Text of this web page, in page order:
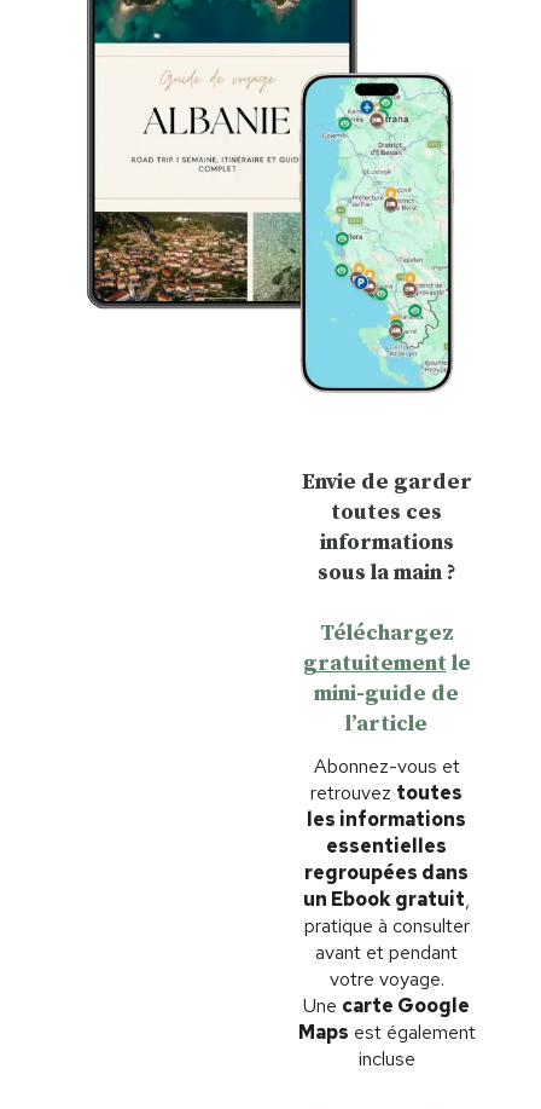
Envie de garder
toutes ces
informations
sous la main ?
Téléchargez
gratuitement le
mini-guide de
l’article
Abonnez-vous et
retrouvez toutes
les informations
essentielles
regroupées dans
un Ebook gratuit,
pratique à consulter
avant et pendant
votre voyage.
Une carte Google
Maps est également
incluse